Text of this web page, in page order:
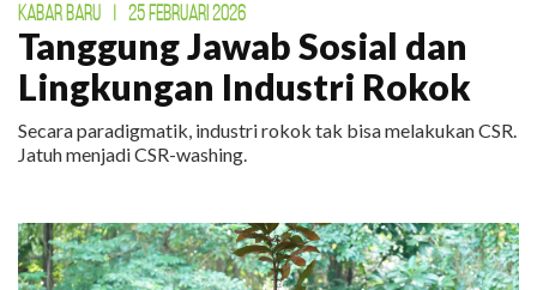
KABAR BARU 25 FEBRUARI 2026
Tanggung Jawab Sosial dan
Lingkungan Industri Rokok
Secara paradigmatik, industri rokok tak bisa melakukan CSR.
Jatuh menjadi CSR-washing.